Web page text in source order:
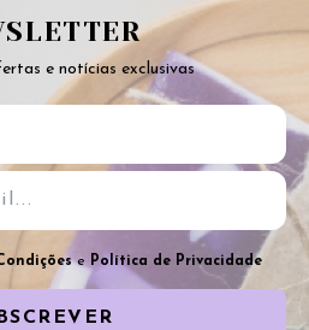
e notícias exclusivas
e Política de Privacidade